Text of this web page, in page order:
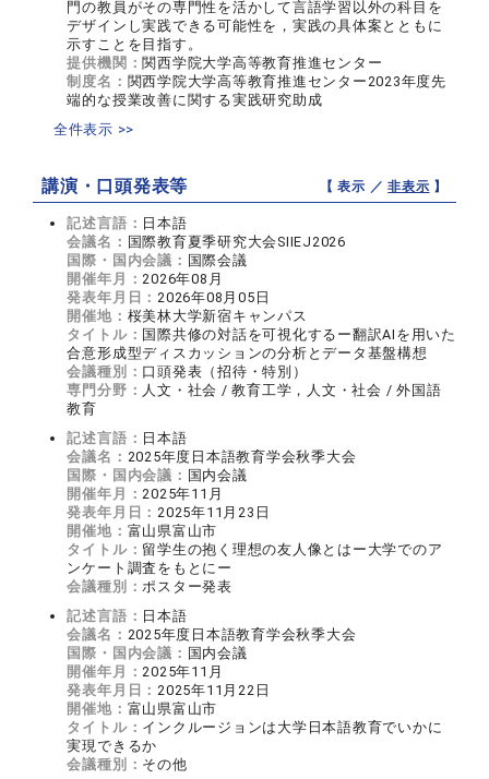
門の教員がその専門性を活かして言語学習以外の科目を
デザインし実践できる可能性を，実践の具体案とともに
示すことを目指す。
提供機関： 関西学院大学高等教育推進センター
制度名： 関西学院大学高等教育推進センター2023年度先
端的な授業改善に関する実践研究助成
全件表示 >>
講演・口頭発表等 【 表示 ／非表示 】
記述言語： 日本語
会議名： 国際教育夏季研究大会SIIEJ2026
国際・国内会議： 国際会議
開催年月：2026年08月
発表年月日：2026年08月05日
開催地： 桜美林大学新宿キャンパス
タイトル： 国際共修の対話を可視化するー翻訳AIを用いた
合意形成型ディスカッションの分析とデータ基盤構想
会議種別： 口頭発表（招待・特別）
専門分野： 人文・社会 / 教育工学，人文・社会 / 外国語
教育
記述言語： 日本語
会議名： 2025年度日本語教育学会秋季大会
国際・国内会議： 国内会議
開催年月：2025年11月
発表年月日：2025年11月23日
開催地： 富山県富山市
タイトル： 留学生の抱く理想の友人像とはー大学でのア
ンケート調査をもとにー
会議種別：ポスター発表
記述言語： 日本語
会議名： 2025年度日本語教育学会秋季大会
国際・国内会議： 国内会議
開催年月：2025年11月
発表年月日：2025年11月22日
開催地： 富山県富山市
タイトル： インクルージョンは大学日本語教育でいかに
実現できるか
会議種別： その他